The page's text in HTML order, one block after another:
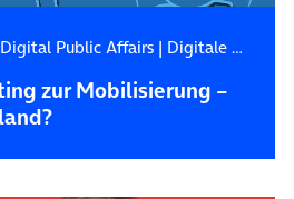
Digital Public Affairs| Digitale Zukunft
zur Mobilisierung –